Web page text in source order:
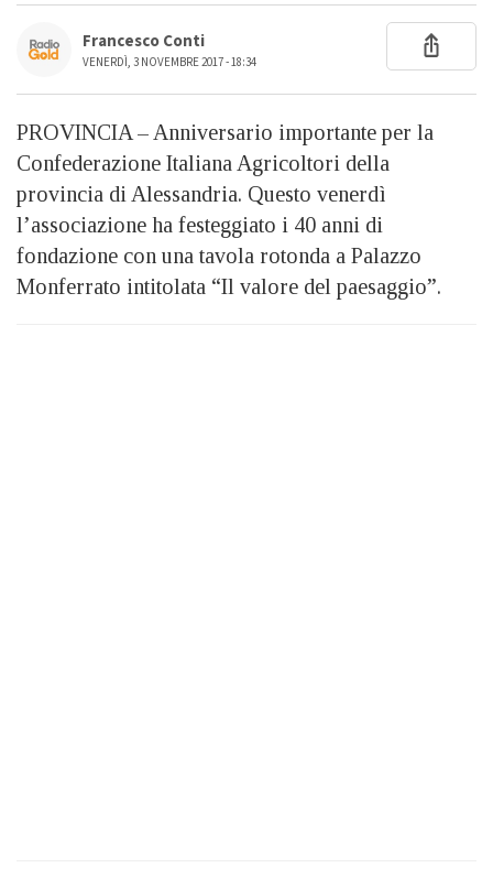
Francesco Conti
VENERDÌ, 3 NOVEMBRE 2017 - 18:34
PROVINCIA – Anniversario importante per la
Confederazione Italiana Agricoltori della
provincia di Alessandria. Questo venerdì
l’associazione ha festeggiato i 40 anni di
fondazione con una tavola rotonda a Palazzo
Monferrato intitolata “Il valore del paesaggio”.